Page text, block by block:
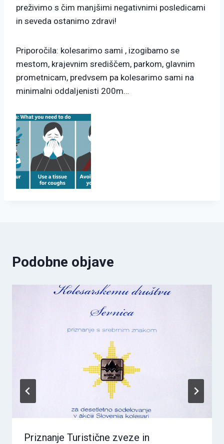
preživimo s čim manjšimi negativnimi posledicami
in seveda ostanimo zdravi!
Priporočila: kolesarimo sami , izogibamo se
mestom, krajevnim središčem, parkom, glavnim
prometnicam, predvsem pa kolesarimo sami na
minimalni oddaljenisti 200m…
Podobne objave
Priznanje Turistične zveze in